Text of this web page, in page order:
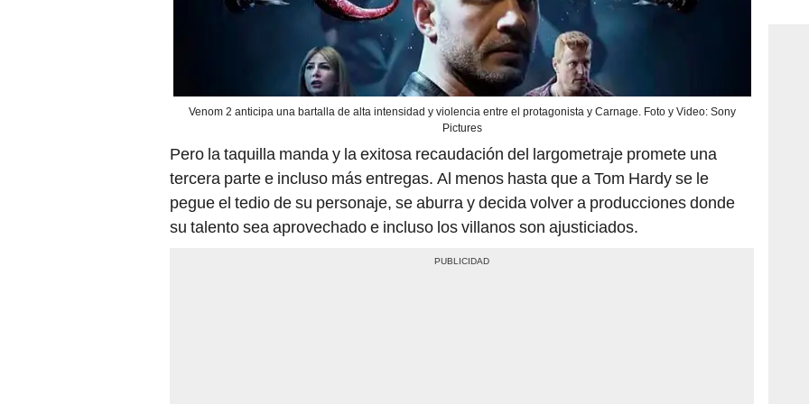
Venom 2 anticipa una bartalla de alta intensidad y violencia entre el protagonista y Carnage. Foto y Video: Sony
Pictures
Pero la taquilla manda y la exitosa recaudación del largometraje promete una
tercera parte e incluso más entregas. Al menos hasta que a Tom Hardy se le
pegue el tedio de su personaje, se aburra y decida volver a producciones donde
su talento sea aprovechado e incluso los villanos son ajusticiados.